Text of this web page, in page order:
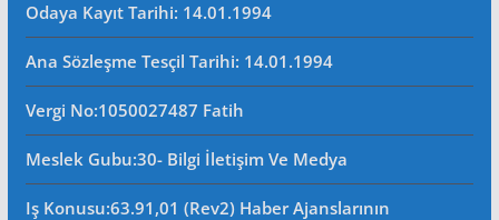
Odaya Kayıt Tarihi: 14.01.1994
Ana Sözleşme Tesçil Tarihi: 14.01.1994
Vergi No:1050027487 Fatih
Meslek Gubu:30- Bilgi İletişim Ve Medya
Iş Konusu:63.91,01 (Rev2) Haber Ajanslarının